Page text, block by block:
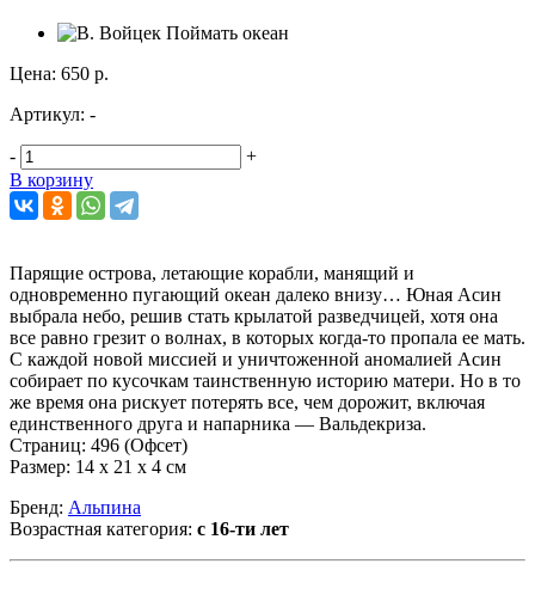
Цена: 650 р.
Артикул: -
-
+
В корзину
Парящие острова, летающие корабли, манящий и
одновременно пугающий океан далеко внизу… Юная Асин
выбрала небо, решив стать крылатой разведчицей, хотя она
все равно грезит о волнах, в которых когда-то пропала ее мать.
С каждой новой миссией и уничтоженной аномалией Асин
собирает по кусочкам таинственную историю матери. Но в то
же время она рискует потерять все, чем дорожит, включая
единственного друга и напарника — Вальдекриза.
Страниц: 496 (Офсет)
Размер: 14 х 21 х 4 см
Бренд: Альпина
Возрастная категория: с 16-ти лет